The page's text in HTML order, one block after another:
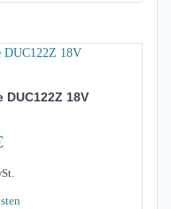
18V